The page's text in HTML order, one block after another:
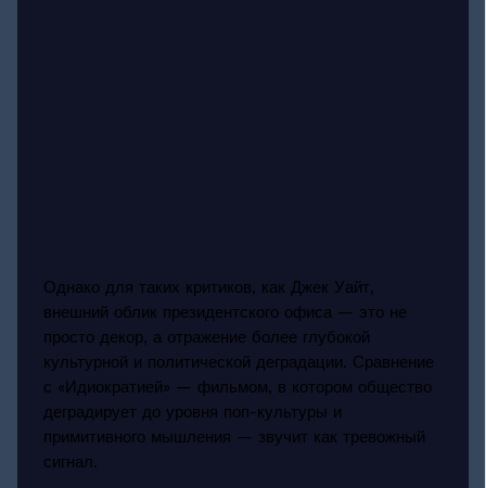
Однако для таких критиков, как Джек Уайт,
внешний облик президентского офиса — это не
просто декор, а отражение более глубокой
культурной и политической деградации. Сравнение
с «Идиократией» — фильмом, в котором общество
деградирует до уровня поп-культуры и
примитивного мышления — звучит как тревожный
сигнал.